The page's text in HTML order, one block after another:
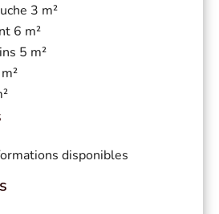
3 m²
6 m²
5 m²
disponibles